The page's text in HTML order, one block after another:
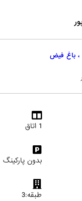
، باغ فیض
1 اتاق
بدون پارکینگ
طبقه:3